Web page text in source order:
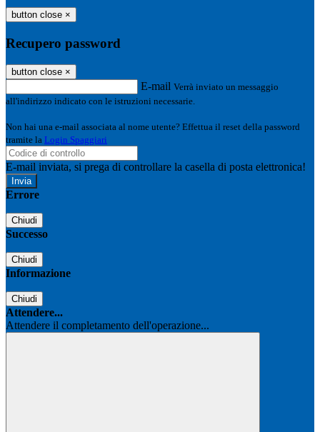
button close ×
Recupero password
button close ×
E-mail Verrà inviato un messaggio
all'indirizzo indicato con le istruzioni necessarie.
Non hai una e-mail associata al nome utente? Effettua il reset della password
tramite la Login Spaggiari
E-mail inviata, si prega di controllare la casella di posta elettronica!
Errore
Chiudi
Successo
Chiudi
Informazione
Chiudi
Attendere...
Attendere il completamento dell'operazione...